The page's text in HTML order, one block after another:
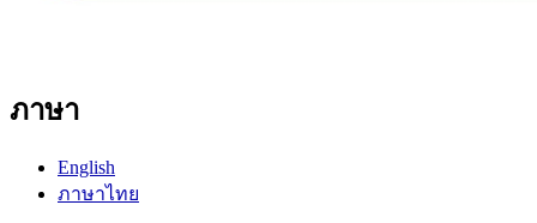
ภาษา
English
ภาษาไทย